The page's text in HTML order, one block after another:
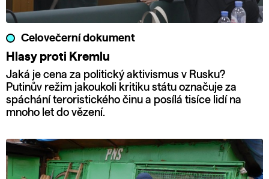
Celovečerní dokument
Hlasy proti Kremlu
Jaká je cena za politický aktivismus v Rusku?
Putinův režim jakoukoli kritiku státu označuje za
spáchání teroristického činu a posílá tisíce lidí na
mnoho let do vězení.